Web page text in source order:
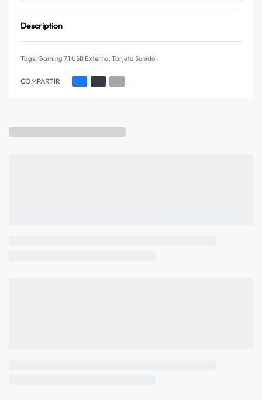
Description
Tags: Gaming 7.1 USB Externa, Tarjeta Sonido
COMPARTIR